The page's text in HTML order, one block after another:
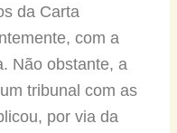
da Carta
com a
Não obstante, a
tribunal com as
por via da